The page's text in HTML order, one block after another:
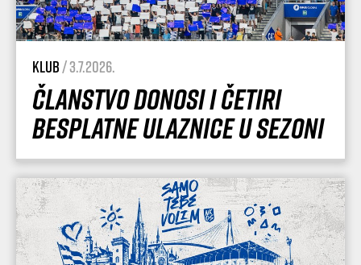
Klub/ 3.7.2026.
Članstvo donosi i četiri
besplatne ulaznice u sezoni